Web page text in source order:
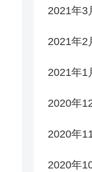
2021年3
2021年2
2021年1
2020年
2020年
2020年